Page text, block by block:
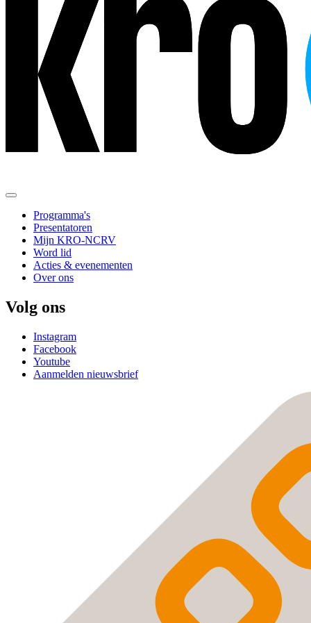
Programma's
Presentatoren
Mijn KRO-NCRV
Word lid
Acties & evenementen
Over ons
Volg ons
Instagram
Facebook
Youtube
Aanmelden nieuwsbrief